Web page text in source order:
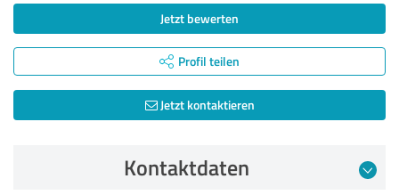
Jetzt bewerten
Profil teilen
Jetzt kontaktieren
Kontaktdaten